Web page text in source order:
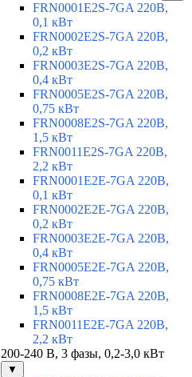
FRN0001E2S-7GA 220В,
0,1 кВт
FRN0002E2S-7GA 220В,
0,2 кВт
FRN0003E2S-7GA 220В,
0,4 кВт
FRN0005E2S-7GA 220В,
0,75 кВт
FRN0008E2S-7GA 220В,
1,5 кВт
FRN0011E2S-7GA 220В,
2,2 кВт
FRN0001E2E-7GA 220В,
0,1 кВт
FRN0002E2E-7GA 220В,
0,2 кВт
FRN0003E2E-7GA 220В,
0,4 кВт
FRN0005E2E-7GA 220В,
0,75 кВт
FRN0008E2E-7GA 220В,
1,5 кВт
FRN0011E2E-7GA 220В,
2,2 кВт
200-240 В, 3 фазы, 0,2-3,0 кВт
▼